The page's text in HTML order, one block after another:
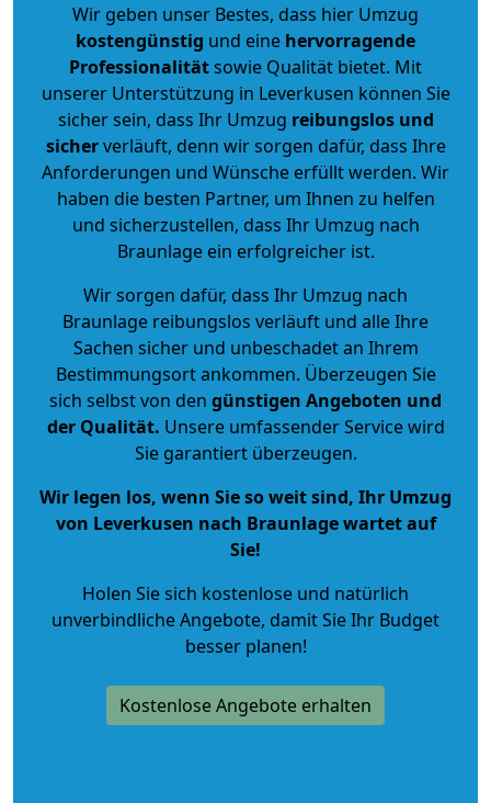
Wir geben unser Bestes, dass hier Umzug
kostengünstig und eine hervorragende
Professionalitätsowie Qualität bietet. Mit
unserer Unterstützung in Leverkusen können Sie
sicher sein, dass Ihr Umzug reibungslos und
sicherverläuft, denn wir sorgen dafür, dass Ihre
Anforderungen und Wünsche erfüllt werden. Wir
haben die besten Partner, um Ihnen zu helfen
und sicherzustellen, dass Ihr Umzug nach
Braunlage ein erfolgreicher ist.
Wir sorgen dafür, dass Ihr Umzug nach
Braunlage reibungslos verläuft und alle Ihre
Sachen sicher und unbeschadet an Ihrem
Bestimmungsort ankommen. Überzeugen Sie
sich selbst von den günstigen Angeboten und
der Qualität. Unsere umfassender Service wird
Sie garantiert überzeugen.
Wir legen los, wenn Sie so weit sind, Ihr Umzug
von Leverkusen nach Braunlage wartet auf
Sie!
Holen Sie sich kostenlose und natürlich
unverbindliche Angebote, damit Sie Ihr Budget
besser planen!
Kostenlose Angebote erhalten